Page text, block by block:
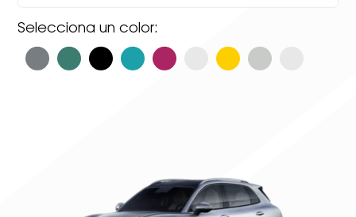
Selecciona un color: